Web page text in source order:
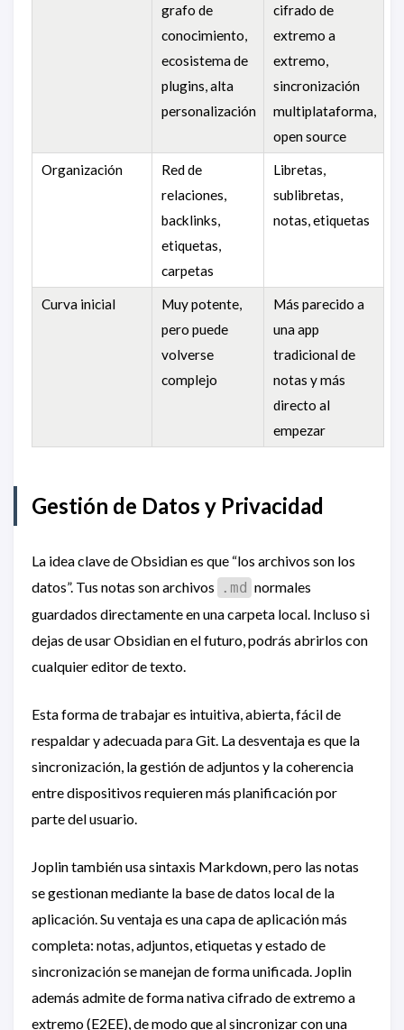
grafo de
conocimiento,
ecosistema de
plugins, alta
personalización
cifrado de
extremo a
extremo,
sincronización
multiplataforma,
open source
Organización
Red de
relaciones,
backlinks,
etiquetas,
carpetas
Libretas,
sublibretas,
notas, etiquetas
Curva inicial
Muy potente,
pero puede
volverse
complejo
Más parecido a
una app
tradicional de
notas y más
directo al
empezar
Gestión de Datos y Privacidad
La idea clave de Obsidian es que “los archivos son los
datos”. Tus notas son archivos
.md normales
guardados directamente en una carpeta local. Incluso si
dejas de usar Obsidian en el futuro, podrás abrirlos con
cualquier editor de texto.
Esta forma de trabajar es intuitiva, abierta, fácil de
respaldar y adecuada para Git. La desventaja es que la
sincronización, la gestión de adjuntos y la coherencia
entre dispositivos requieren más planificación por
parte del usuario.
Joplin también usa sintaxis Markdown, pero las notas
se gestionan mediante la base de datos local de la
aplicación. Su ventaja es una capa de aplicación más
completa: notas, adjuntos, etiquetas y estado de
sincronización se manejan de forma unificada. Joplin
además admite de forma nativa cifrado de extremo a
extremo (E2EE), de modo que al sincronizar con una